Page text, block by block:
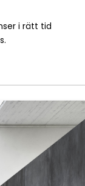
i rätt tid